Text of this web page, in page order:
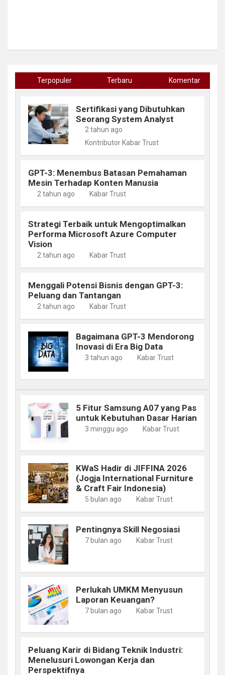
Terpopuler Terbaru Komentar
Sertifikasi yang Dibutuhkan
Seorang System Analyst
2 tahun ago
Kontributor Kabar Trust
GPT-3: Menembus Batasan Pemahaman
Mesin Terhadap Konten Manusia
2 tahun ago Kabar Trust
Strategi Terbaik untuk Mengoptimalkan
Performa Microsoft Azure Computer
Vision
2 tahun ago Kabar Trust
Menggali Potensi Bisnis dengan GPT-3:
Peluang dan Tantangan
2 tahun ago Kabar Trust
Bagaimana GPT-3 Mendorong
Inovasi di Era Big Data
3 tahun ago Kabar Trust
5 Fitur Samsung A07 yang Pas
untuk Kebutuhan Dasar Harian
3 minggu ago Kabar Trust
KWaS Hadir di JIFFINA 2026
(Jogja International Furniture
& Craft Fair Indonesia)
5 bulan ago Kabar Trust
Pentingnya Skill Negosiasi
7 bulan ago Kabar Trust
Perlukah UMKM Menyusun
Laporan Keuangan?
7 bulan ago Kabar Trust
Peluang Karir di Bidang Teknik Industri:
Menelusuri Lowongan Kerja dan
Perspektifnya